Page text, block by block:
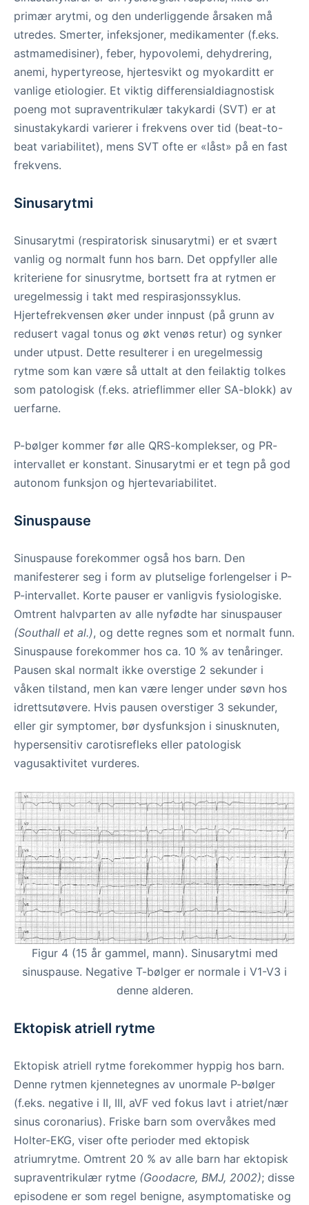
primær arytmi, og den underliggende årsaken må
utredes. Smerter, infeksjoner, medikamenter (f.eks.
astmamedisiner), feber, hypovolemi, dehydrering,
anemi, hypertyreose, hjertesvikt og myokarditt er
vanlige etiologier. Et viktig differensialdiagnostisk
poeng mot supraventrikulær takykardi (SVT) er at
sinustakykardi varierer i frekvens over tid (beat-to-
beat variabilitet), mens SVT ofte er «låst» på en fast
frekvens.
Sinusarytmi
Sinusarytmi (respiratorisk sinusarytmi) er et svært
vanlig og normalt funn hos barn. Det oppfyller alle
kriteriene for sinusrytme, bortsett fra at rytmen er
uregelmessig i takt med respirasjonssyklus.
Hjertefrekvensen øker under innpust (på grunn av
redusert vagal tonus og økt venøs retur) og synker
under utpust. Dette resulterer i en uregelmessig
rytme som kan være så uttalt at den feilaktig tolkes
som patologisk (f.eks. atrieflimmer eller SA-blokk) av
uerfarne.
P-bølger kommer før alle QRS-komplekser, og PR-
intervallet er konstant. Sinusarytmi er et tegn på god
autonom funksjon og hjertevariabilitet.
Sinuspause
Sinuspause forekommer også hos barn. Den
manifesterer seg i form av plutselige forlengelser i P-
P-intervallet. Korte pauser er vanligvis fysiologiske.
Omtrent halvparten av alle nyfødte har sinuspauser
(Southall et al.), og dette regnes som et normalt funn.
Sinuspause forekommer hos ca. 10 % av tenåringer.
Pausen skal normalt ikke overstige 2 sekunder i
våken tilstand, men kan være lenger under søvn hos
idrettsutøvere. Hvis pausen overstiger 3 sekunder,
eller gir symptomer, bør dysfunksjon i sinusknuten,
hypersensitiv carotisrefleks eller patologisk
vagusaktivitet vurderes.
Figur 4 (15 år gammel, mann). Sinusarytmi med
sinuspause. Negative T-bølger er normale i V1-V3 i
denne alderen.
Ektopisk atriell rytme
Ektopisk atriell rytme forekommer hyppig hos barn.
Denne rytmen kjennetegnes av unormale P-bølger
(f.eks. negative i II, III, aVF ved fokus lavt i atriet/nær
sinus coronarius). Friske barn som overvåkes med
Holter-EKG, viser ofte perioder med ektopisk
atriumrytme. Omtrent 20 % av alle barn har ektopisk
supraventrikulær rytme (Goodacre, BMJ, 2002); disse
episodene er som regel benigne, asymptomatiske og